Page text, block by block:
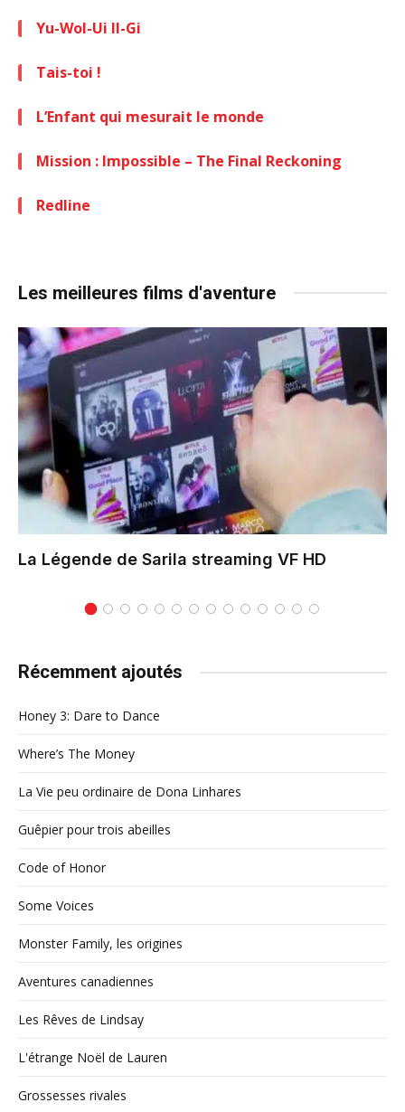
Yu-Wol-Ui Il-Gi
Tais-toi !
L’Enfant qui mesurait le monde
Mission : Impossible – The Final Reckoning
Redline
Les meilleures films d'aventure
La Légende de Sarila streaming VF HD
Récemment ajoutés
Honey 3: Dare to Dance
Where’s The Money
La Vie peu ordinaire de Dona Linhares
Guêpier pour trois abeilles
Code of Honor
Some Voices
Monster Family, les origines
Aventures canadiennes
Les Rêves de Lindsay
L'étrange Noël de Lauren
Grossesses rivales